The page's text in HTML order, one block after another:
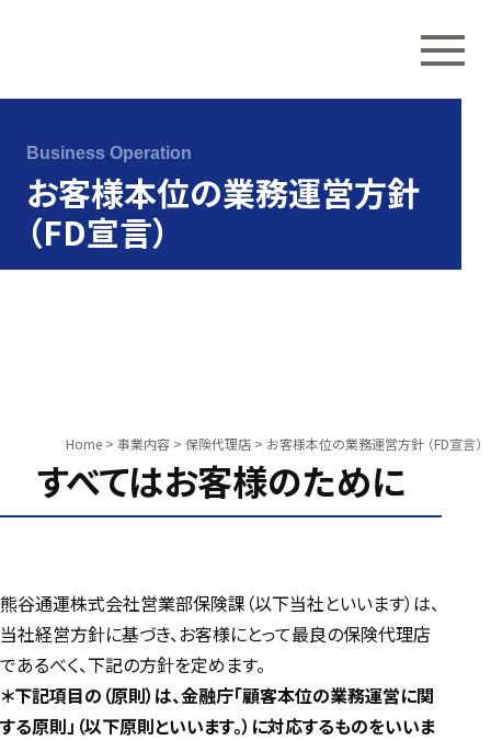
content
Business Operation
お客様本位の業務運営方針
（FD宣言）
Home > 事業内容 > 保険代理店 > お客様本位の業務運営方針 （FD宣言）
すべてはお客様のために
熊谷通運株式会社営業部保険課（以下当社といいます）は、
当社経営方針に基づき、お客様にとって最良の保険代理店
であるべく、下記の方針を定めます。
＊下記項目の（原則）は、金融庁「顧客本位の業務運営に関
する原則」（以下原則といいます。）に対応するものをいいま